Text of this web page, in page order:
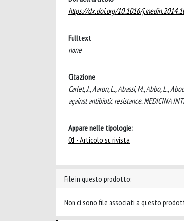
https://dx.doi.org/10.1016/
Fulltext
none
Citazione
Carlet, J., Aaron, L., Abassi, M., Abbo, L.,
against antibiotic resistance. MEDICINA
Appare nelle tipologie:
01 - Articolo su rivista
File in questo prodotto:
Non ci sono file associati a questo